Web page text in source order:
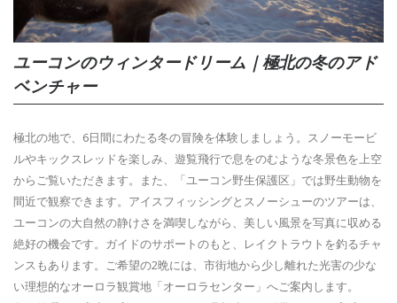
ユーコンのウィンタードリーム｜極北の冬のアド
ベンチャー
極北の地で、6日間にわたる冬の冒険を体験しましょう。スノーモービ
ルやキックスレッドを楽しみ、遊覧飛行で息をのむような冬景色を上空
からご覧いただきます。また、「ユーコン野生保護区」では野生動物を
間近で観察できます。アイスフィッシングとスノーシューのツアーは、
ユーコンの大自然の静けさを満喫しながら、美しい風景を写真に収める
絶好の機会です。ガイドのサポートのもと、レイクトラウトを釣るチャ
ンスもあります。ご希望の2晩には、市街地から少し離れた光害の少な
い理想的なオーロラ観賞地「オーロラセンター」へご案内します。